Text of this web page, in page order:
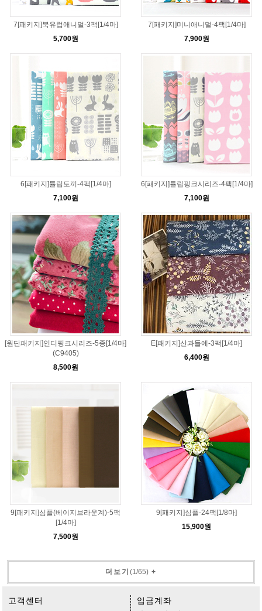
7[패키지]북유럽애니멀-3팩[1/4마]
5,700원
7[패키지]미니애니멀-4팩[1/4마]
7,900원
6[패키지]튤립토끼-4팩[1/4마]
7,100원
6[패키지]튤립핑크시리즈-4팩[1/4마]
7,100원
[원단패키지]인디핑크시리즈-5종[1/4마]
(C9405)
8,500원
E[패키지]산과들에-3팩[1/4마]
6,400원
9[패키지]심플(베이지브라운계)-5팩
[1/4마]
7,500원
9[패키지]심플-24팩[1/8마]
15,900원
더보기 (1/65) +
고객센터 입금계좌